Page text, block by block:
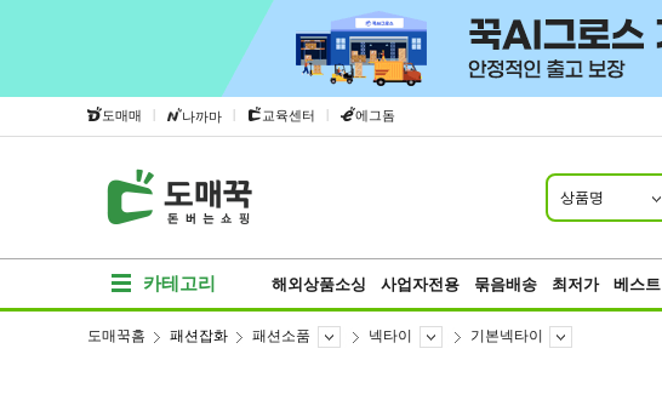
도매매 | 나까마 | 교육센터 | 에그돔
상품명
카테고리 해외상품소싱 사업자전용 묶음배송 최저가 베스트
도매꾹홈 패션잡화 패션소품 넥타이 기본넥타이